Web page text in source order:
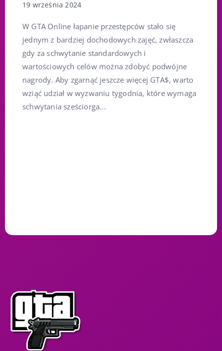
19 września 2024
W GTA Online łapanie przestępców stało się
jednym z bardziej dochodowych zajęć, zwłaszcza
gdy za schwytanie standardowych i
wartościowych celów można zdobyć podwójne
nagrody. Aby zgarnąć jeszcze więcej GTA$, warto
wziąć udział w wyzwaniu tygodnia, które wymaga
schwytania sześciorga...